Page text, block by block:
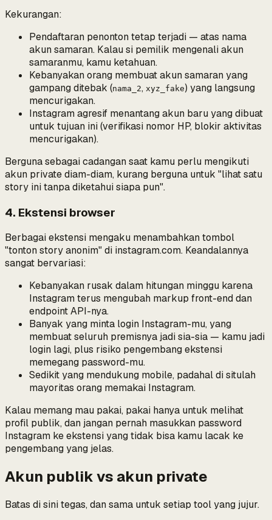
Kekurangan:
Pendaftaran penonton tetap terjadi — atas nama
akun samaran. Kalau si pemilik mengenali akun
samaranmu, kamu ketahuan.
Kebanyakan orang membuat akun samaran yang
gampang ditebak (nama_2, xyz_fake) yang langsung
mencurigakan.
Instagram agresif menantang akun baru yang dibuat
untuk tujuan ini (verifikasi nomor HP, blokir aktivitas
mencurigakan).
Berguna sebagai cadangan saat kamu perlu mengikuti
akun private diam-diam, kurang berguna untuk "lihat satu
story ini tanpa diketahui siapa pun".
4. Ekstensi browser
Berbagai ekstensi mengaku menambahkan tombol
"tonton story anonim" di instagram.com. Keandalannya
sangat bervariasi:
Kebanyakan rusak dalam hitungan minggu karena
Instagram terus mengubah markup front-end dan
endpoint API-nya.
Banyak yang minta login Instagram-mu, yang
membuat seluruh premisnya jadi sia-sia — kamu jadi
login lagi, plus risiko pengembang ekstensi
memegang password-mu.
Sedikit yang mendukung mobile, padahal di situlah
mayoritas orang memakai Instagram.
Kalau memang mau pakai, pakai hanya untuk melihat
profil publik, dan jangan pernah masukkan password
Instagram ke ekstensi yang tidak bisa kamu lacak ke
pengembang yang jelas.
Akun publik vs akun private
Batas di sini tegas, dan sama untuk setiap tool yang jujur.